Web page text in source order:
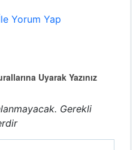
Yorum Yap
Uyarak Yazınız
Gerekli